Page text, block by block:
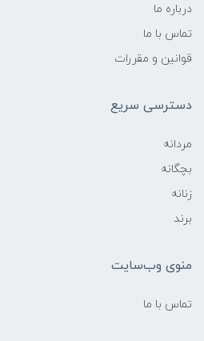
درباره ما
تماس با ما
قوانین و مقررات
دسترسی سریع
مردانه
بچگانه
زنانه
برند
منوی وب‌سایت
تماس با ما